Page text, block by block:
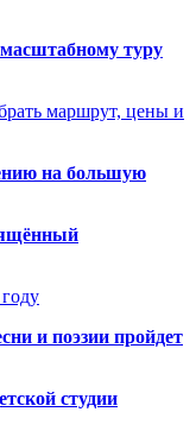
туру
маршрут, цены и
на большую
и поэзии пройдет
студии